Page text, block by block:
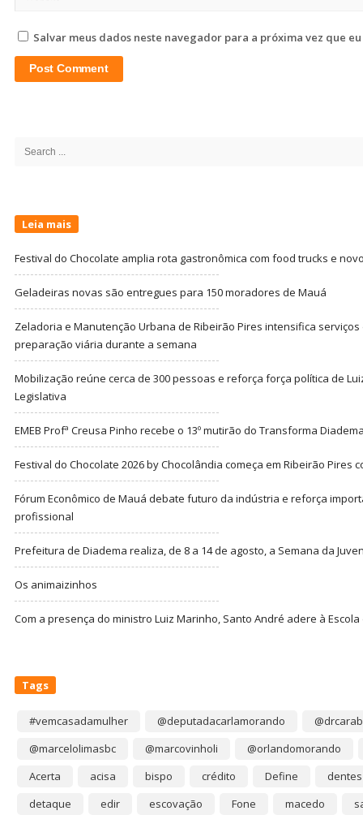
Salvar meus dados neste navegador para a próxima vez que
Search
Leia mais
Festival do Chocolate amplia rota gastronômica com food trucks e
Geladeiras novas são entregues para 150 moradores de Mauá
Zeladoria e Manutenção Urbana de Ribeirão Pires intensifica
preparação viária durante a semana
Mobilização reúne cerca de 300 pessoas e reforça força política de
Legislativa
EMEB Profª Creusa Pinho recebe o 13º mutirão do Transforma
Festival do Chocolate 2026 by Chocolândia começa em Ribeirão Pires
Fórum Econômico de Mauá debate futuro da indústria e reforça
profissional
Prefeitura de Diadema realiza, de 8 a 14 de agosto, a Semana da
Os animaizinhos
Com a presença do ministro Luiz Marinho, Santo André adere à
Tags
#vemcasadamulher @deputadacarlamorando
@marcelolimasbc
@marcovinholi
@orlandomorando
Acerta
acisa bispo crédito Define
dentes
detaque
edir escovação Fone macedo